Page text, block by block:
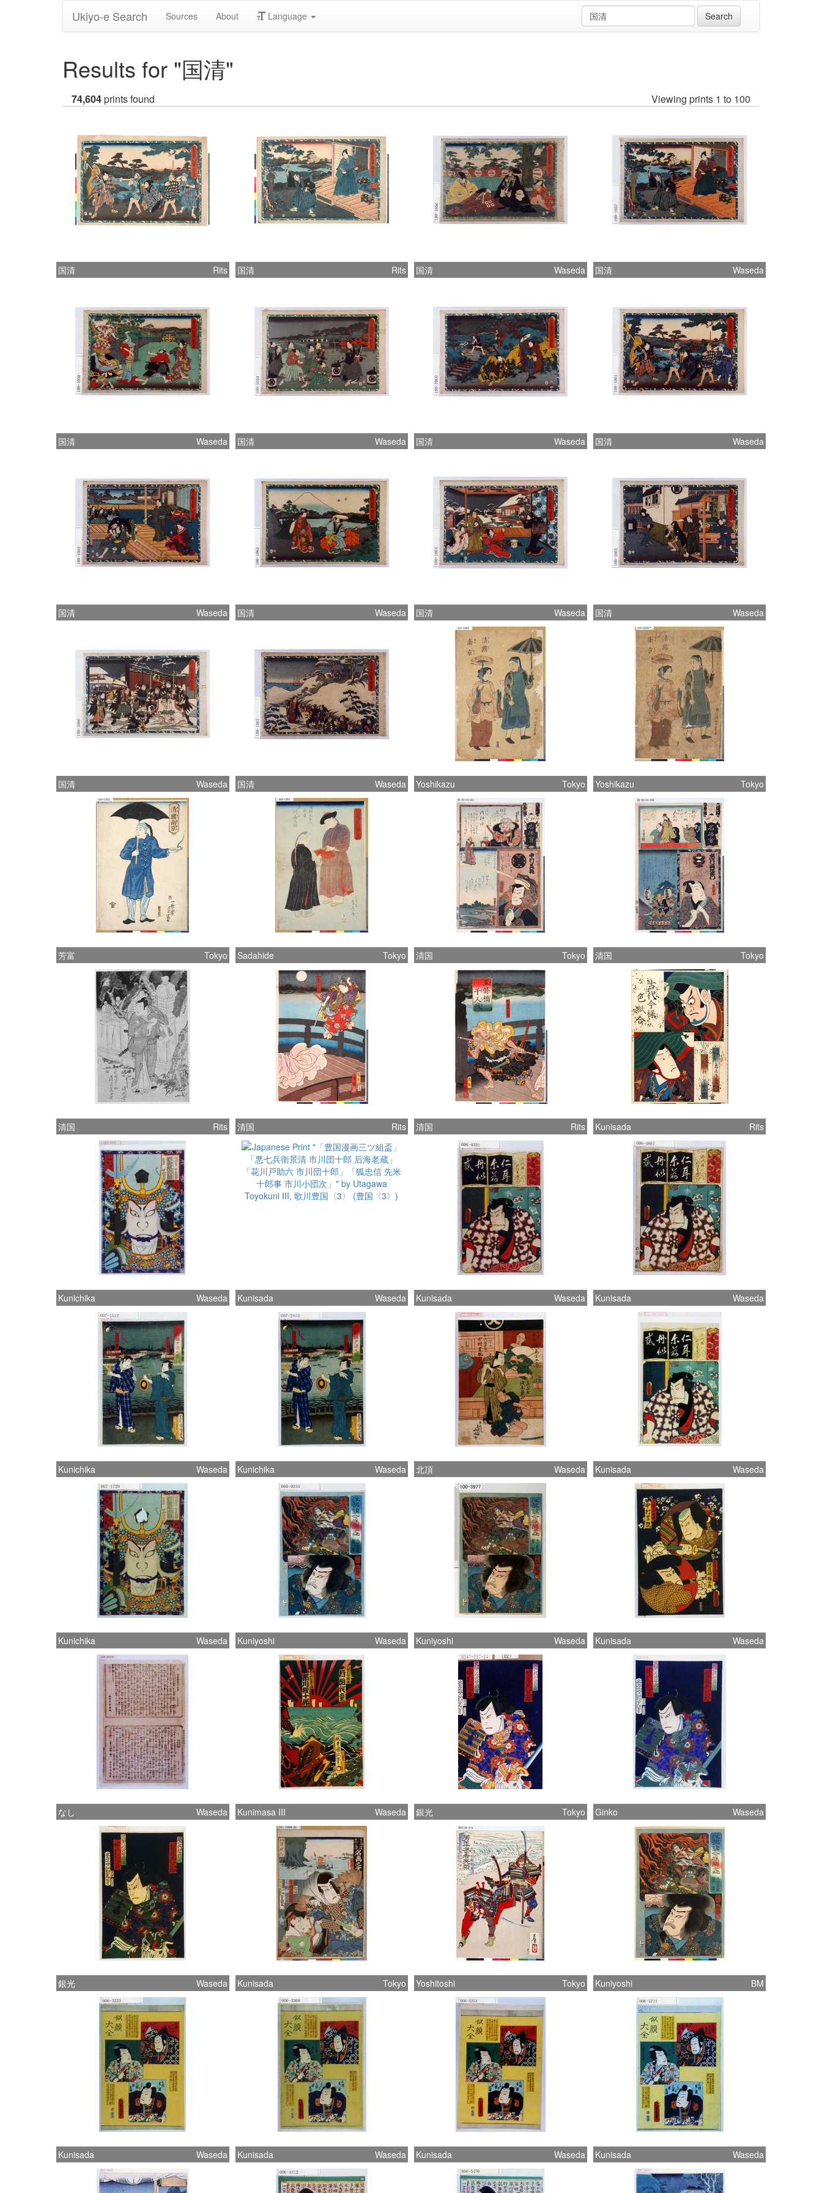
Ukiyo-e Search Sources About Language
Results for "国清"
74,604prints found Viewing prints 1 to 100
国清 Rits 国清 Rits 国清 Waseda 国清 Waseda
国清 Waseda 国清 Waseda 国清 Waseda 国清 Waseda
国清 Waseda 国清 Waseda 国清 Waseda 国清 Waseda
国清 Waseda 国清 Waseda Yoshikazu Tokyo Yoshikazu Tokyo
芳富 Tokyo Sadahide Tokyo 清国 Tokyo 清国 Tokyo
清国 Rits 清国 Rits 清国 Rits Kunisada Rits
Kunichika Waseda Kunisada Waseda Kunisada Waseda Kunisada Waseda
Kunichika Waseda Kunichika Waseda 北頂 Waseda Kunisada Waseda
Kunichika Waseda Kuniyoshi Waseda Kuniyoshi Waseda Kunisada Waseda
なし Waseda Kunimasa III Waseda 銀光 Tokyo Ginko Waseda
銀光 Waseda Kunisada Tokyo Yoshitoshi Tokyo Kuniyoshi BM
Kunisada Waseda Kunisada Waseda Kunisada Waseda Kunisada Waseda